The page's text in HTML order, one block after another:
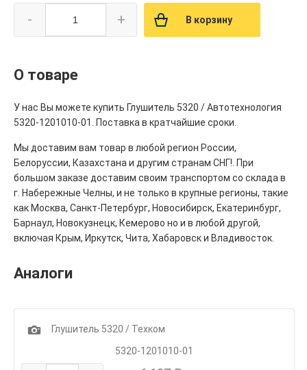
- + В корзину
О товаре
У нас Вы можете купить Глушитель 5320 / Автотехнология
5320-1201010-01. Поставка в кратчайшие сроки.
Мы доставим вам товар в любой регион России,
Белоруссии, Казахстана и другим странам СНГ!. При
большом заказе доставим своим транспортом со склада в
г. Набережные Челны, и не только в крупные регионы, такие
как Москва, Санкт-Петербург, Новосибирск, Екатеринбург,
Барнаул, Новокузнецк, Кемерово но и в любой другой,
включая Крым, Иркутск, Чита, Хабаровск и Владивосток.
Аналоги
1
Глушитель 5320 / Техком
5320-1201010-01